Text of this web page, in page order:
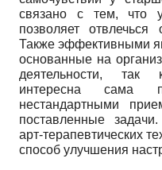
связано с тем, что
позволяет отвлечься
Также эффективными
основанные на
деятельности, так
интересна сама
нестандартными
поставленные
арт-терапевтических
способ улучшения